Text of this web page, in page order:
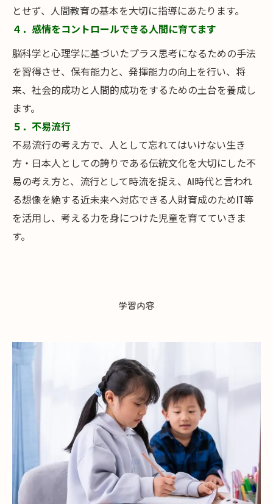
とせず、人間教育の基本を大切に指導にあたります。
４．感情をコントロールできる人間に育てます
脳科学と心理学に基づいたプラス思考になるための手法
を習得させ、保有能力と、発揮能力の向上を行い、将
来、社会的成功と人間的成功をするための土台を養成し
ます。
５．不易流行
不易流行の考え方で、人として忘れてはいけない生き
方・日本人としての誇りである伝統文化を大切にした不
易の考え方と、流行として時流を捉え、AI時代と言われ
る想像を絶する近未来へ対応できる人財育成のためIT等
を活用し、考える力を身につけた児童を育てていきま
す。
学習内容